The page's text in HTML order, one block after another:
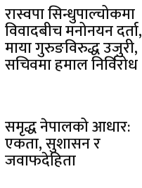
रास्वपा सिन्धुपाल्चोकमा
विवादबीच मनोनयन दर्ता,
माया गुरुङविरुद्ध उजुरी,
सचिवमा हमाल निर्विरोध
समृद्ध नेपालको आधार:
एकता, सुशासन र
जवाफदेहिता